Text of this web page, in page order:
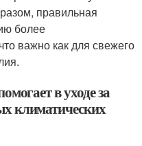
правильная
более
важно как для свежего
в уходе за
климатических